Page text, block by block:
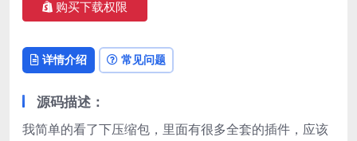
购买下载权限
详情介绍 常见问题
源码描述：
我简单的看了下压缩包，里面有很多全套的插件，应该